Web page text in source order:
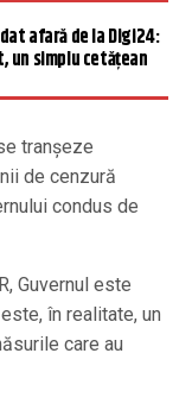
afară de la Digi24:
un simplu cetățean
tranșeze
de cenzură
condus de
Guvernul este
în realitate, un
care au